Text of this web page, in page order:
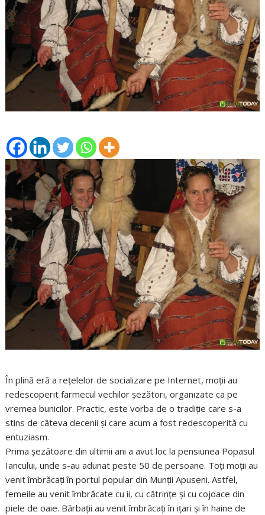
În plină eră a rețelelor de socializare pe Internet, moții au
redescoperit farmecul vechilor șezători, organizate ca pe
vremea bunicilor. Practic, este vorba de o tradiție care s-a
stins de câteva decenii și care acum a fost redescoperită cu
entuziasm.
Prima șezătoare din ultimii ani a avut loc la pensiunea Popasul
Iancului, unde s-au adunat peste 50 de persoane. Toți moții au
venit îmbrăcați în portul popular din Munții Apuseni. Astfel,
femeile au venit îmbrăcate cu ii, cu cătrințe și cu cojoace din
piele de oaie. Bărbații au venit îmbrăcați în ițari și în haine de